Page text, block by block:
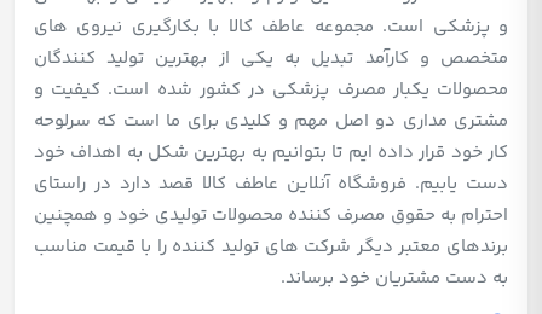
و پزشکی است. مجموعه عاطف کالا با بکارگیری نیروی های
متخصص و کارآمد تبدیل به یکی از بهترین تولید کنندگان
محصولات یکبار مصرف پزشکی در کشور شده است. کیفیت و
مشتری مداری دو اصل مهم و کلیدی برای ما است که سرلوحه
کار خود قرار داده ایم تا بتوانیم به بهترین شکل به اهداف خود
دست یابیم. فروشگاه آنلاین عاطف کالا قصد دارد در راستای
احترام به حقوق مصرف کننده محصولات تولیدی خود و همچنین
برندهای معتبر دیگر شرکت های تولید کننده را با قیمت مناسب
به دست مشتریان خود برساند.